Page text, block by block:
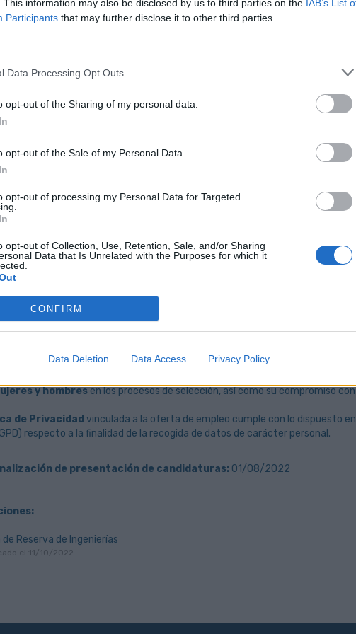
This information may also be disclosed by us to third parties on the IAB’s List
Participants that may further disclose it to other third parties.
Data Processing Opt Outs
opt-out of the Sharing of my personal data.
opt-out of the Sale of my Personal Data.
opt-out of processing my Personal Data for Targeted
opt-out of Collection, Use, Retention, Sale, and/or Sharing
Data that Is Unrelated with the Purposes for which it
CONFIRM
Data Deletion Data Access Privacy Policy
positivamente:
de postgrado.
en ingeniería de tráfico.
de proyectos de energía renovable.
de proyectos de obra civil.
parte de una lista de reserva para una organización que contribuye al
de Gran Canaria.
indefinido.
según Convenio Colectivo de SAGULPA S.A. (Técnico/a Nivel A;
condiciones laborales y beneficios sociales.
participar en el proceso selectivo, los/as aspirantes habrán de remitir
podrá requerir a las candidaturas seleccionadas documentación
y hombresen los procesos de selección, así como su compromiso
de Privacidad vinculada a la oferta de empleo cumple con lo dispuesto
respecto a la finalidad de la recogida de datos de carácter personal.
de presentación de candidaturas:01/08/2022
de Reserva de Ingenierías
el 11/10/2022